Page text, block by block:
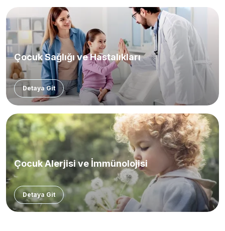
Çocuk Sağlığı ve Hastalıkları
Detaya Git
Çocuk Alerjisi ve İmmünolojisi
Detaya Git